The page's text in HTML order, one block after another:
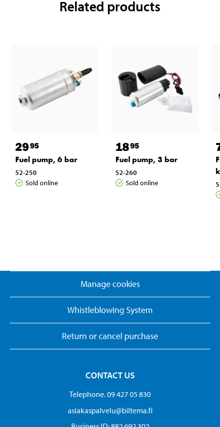
Related products
2995
Fuel pump, 6 bar
52-250
Sold online
1895
Fuel pump, 3 bar
52-260
Sold online
Manage cookies
Whistleblowing System
Return or cancel purchase
CONTACT US
Telephone. 09 427 05 830
asiakaspalvelu@biltema.fi